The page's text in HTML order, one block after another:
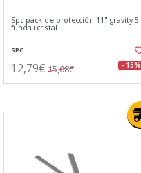
Spc pack de protección 11" gravity 5
funda+cristal
SPC
12,79€ 15,08€ - 15%